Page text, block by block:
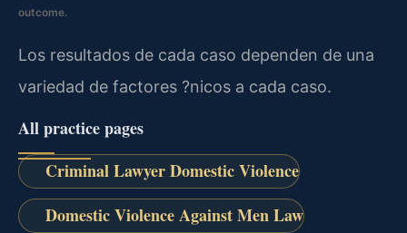
outcome.
Los resultados de cada caso dependen de una
variedad de factores ?nicos a cada caso.
All practice pages
Criminal Lawyer Domestic Violence
Domestic Violence Against Men Law